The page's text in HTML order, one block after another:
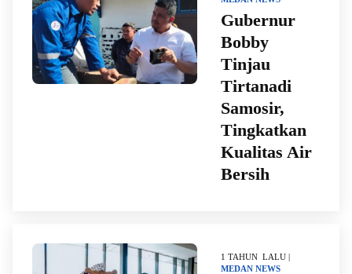
Gubernur
Bobby
Tinjau
Tirtanadi
Samosir,
Tingkatkan
Kualitas Air
Bersih
1 TAHUN LALU |
MEDAN NEWS